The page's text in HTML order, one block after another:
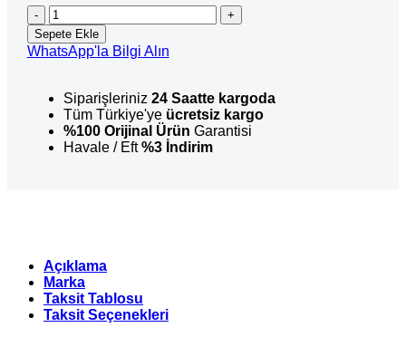
4
cm
x
200
Orta
Yıkama
Japon
Akmaz
Sepete Ekle
WhatsApp'la Bilgi Alın
Siparişleriniz 24 Saatte kargoda
Tüm Türkiye'ye ücretsiz kargo
%100 Orijinal Ürün Garantisi
Havale / Eft%3 İndirim
Açıklama
Marka
Taksit Tablosu
Taksit Seçenekleri